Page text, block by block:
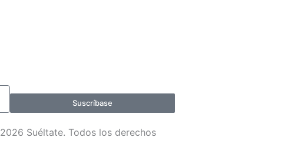
Suscríbase
2026 Suéltate. Todos los derechos